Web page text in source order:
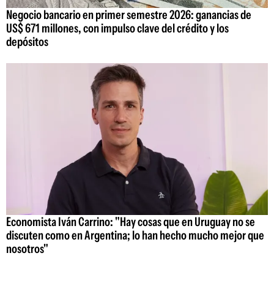
Negocio bancario en primer semestre 2026: ganancias de
US$ 671 millones, con impulso clave del crédito y los
depósitos
Economista Iván Carrino: "Hay cosas que en Uruguay no se
discuten como en Argentina; lo han hecho mucho mejor que
nosotros"